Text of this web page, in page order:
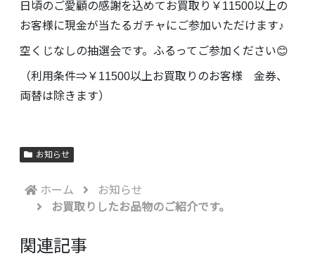
日頃のご愛顧の感謝を込めてお買取り￥11500以上の
お客様に現金が当たるガチャにご参加いただけます♪
空くじなしの抽選会です。ふるってご参加ください😊
（利用条件⇒￥11500以上お買取りのお客様 金券、
両替は除きます）
お知らせ
ホーム
お知らせ
お買取りしたお品物のご紹介です。
関連記事